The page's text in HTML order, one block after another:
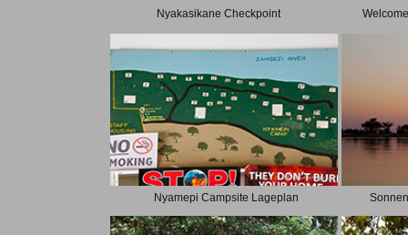
Nyakasikane Checkpoint
Nyamepi Campsite Lageplan